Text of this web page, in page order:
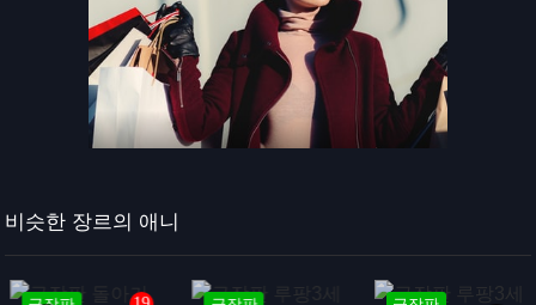
비슷한 장르의 애니